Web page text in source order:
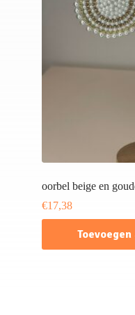
oorbel beige en
€17,38